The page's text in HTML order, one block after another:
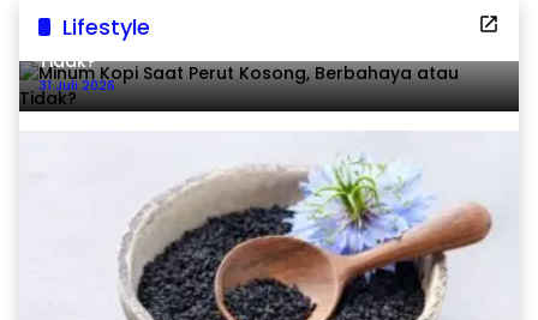
Lifestyle
Minum Kopi Saat Perut Kosong, Berbahaya atau
Tidak?
31 Juli 2026